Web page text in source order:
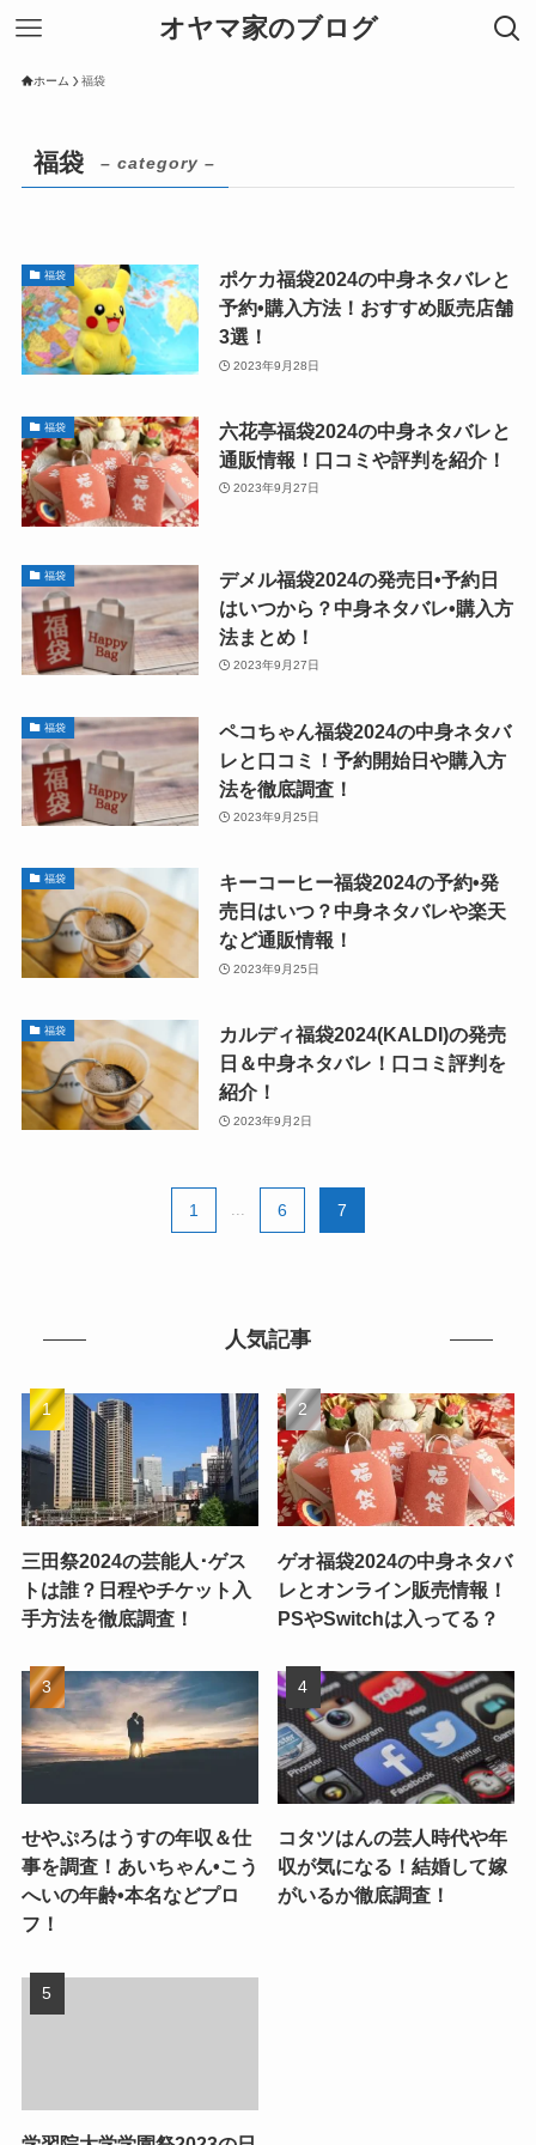
オヤマ家のブログ
ホーム 福袋
福袋 – category –
福袋
ポケカ福袋2024の中身ネタバレと
予約•購入方法！おすすめ販売店舗
3選！
2023年9月28日
福袋
六花亭福袋2024の中身ネタバレと
通販情報！口コミや評判を紹介！
2023年9月27日
福袋
デメル福袋2024の発売日•予約日
はいつから？中身ネタバレ•購入方
法まとめ！
2023年9月27日
福袋
ペコちゃん福袋2024の中身ネタバ
レと口コミ！予約開始日や購入方
法を徹底調査！
2023年9月25日
福袋
キーコーヒー福袋2024の予約•発
売日はいつ？中身ネタバレや楽天
など通販情報！
2023年9月25日
福袋
カルディ福袋2024(KALDI)の発売
日＆中身ネタバレ！口コミ評判を
紹介！
2023年9月2日
1 6 7
人気記事
三田祭2024の芸能人･ゲス
トは誰？日程やチケット入
手方法を徹底調査！
ゲオ福袋2024の中身ネタバ
レとオンライン販売情報！
PSやSwitchは入ってる？
せやぷろはうすの年収＆仕
事を調査！あいちゃん•こう
へいの年齢•本名などプロ
フ！
コタツはんの芸人時代や年
収が気になる！結婚して嫁
がいるか徹底調査！